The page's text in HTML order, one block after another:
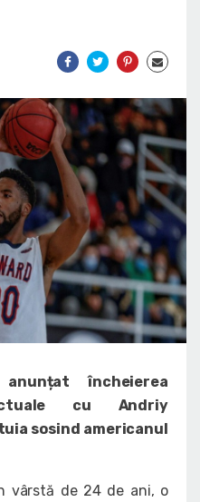
încheierea
cu Andriy
sosind americanul
vârstă de 24 de ani, o